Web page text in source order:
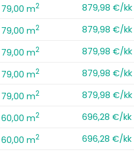
79,00 m2
879,98 €/kk
79,00 m2
879,98 €/kk
79,00 m2
879,98 €/kk
79,00 m2
879,98 €/kk
79,00 m2
879,98 €/kk
60,00 m2
696,28 €/kk
60,00 m2
696,28 €/kk